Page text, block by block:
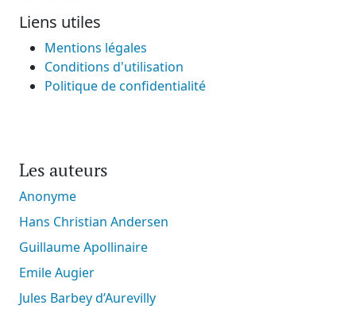
Liens utiles
Mentions légales
Conditions d'utilisation
Politique de confidentialité
Les auteurs
Anonyme
Hans Christian Andersen
Guillaume Apollinaire
Emile Augier
Jules Barbey d’Aurevilly